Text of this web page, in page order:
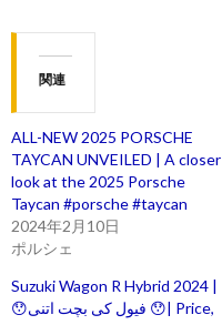
関連
ALL-NEW 2025 PORSCHE
TAYCAN UNVEILED | A closer
look at the 2025 Porsche
Taycan #porsche #taycan
2024年2月10日
ポルシェ
Suzuki Wagon R Hybrid 2024 |
😯فیول کی بچت اتنی 😯| Price,